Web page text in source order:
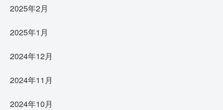
2025年2月
2025年1月
2024年12月
2024年11月
2024年10月